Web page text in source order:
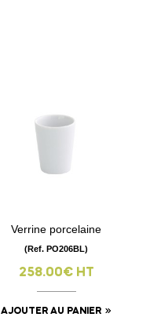
Verrine porcelaine
(Ref. PO206BL)
258.00€ HT
AJOUTER AU PANIER